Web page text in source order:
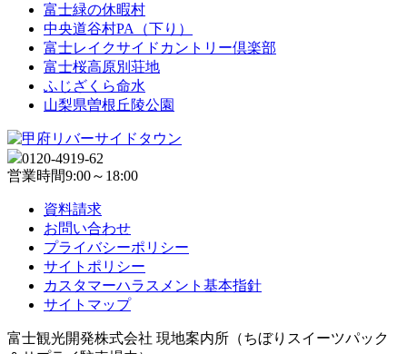
富士緑の休暇村
中央道谷村PA（下り）
富士レイクサイドカントリー倶楽部
富士桜高原別荘地
ふじざくら命水
山梨県曽根丘陵公園
0120-4919-62
営業時間9:00～18:00
資料請求
お問い合わせ
プライバシーポリシー
サイトポリシー
カスタマーハラスメント基本指針
サイトマップ
富士観光開発株式会社 現地案内所（ちぼりスイーツパック